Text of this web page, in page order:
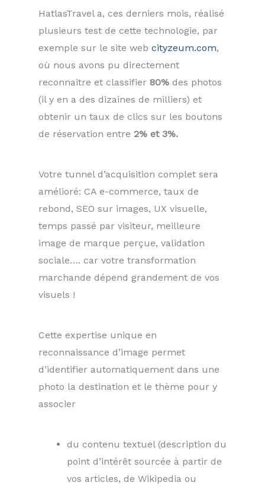
HatlasTravel a, ces derniers mois, réalisé
plusieurs test de cette technologie, par
exemple sur le site web cityzeum.com,
où nous avons pu directement
reconnaitre et classifier 80% des photos
(il y en a des dizaines de milliers) et
obtenir un taux de clics sur les boutons
de réservation entre 2% et 3%.
Votre tunnel d’acquisition complet sera
amélioré: CA e-commerce, taux de
rebond, SEO sur images, UX visuelle,
temps passé par visiteur, meilleure
image de marque perçue, validation
sociale…. car votre transformation
marchande dépend grandement de vos
visuels !
Cette expertise unique en
reconnaissance d’image permet
d’identifier automatiquement dans une
photo la destination et le thème pour y
associer
du contenu textuel (description du
point d’intérêt sourcée à partir de
vos articles, de Wikipedia ou